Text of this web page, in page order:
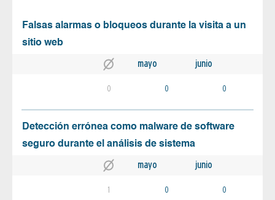
Falsas alarmas o bloqueos durante la visita a un
sitio web
mayo junio
0 0 0
Detección errónea como malware de software
seguro durante el análisis de sistema
mayo junio
1 0 0